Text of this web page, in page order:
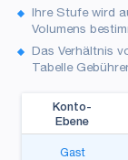
Ihre Stufe wird
Volumens
Das Verhältnis
Tabelle
Konto-
Ebene
Gast